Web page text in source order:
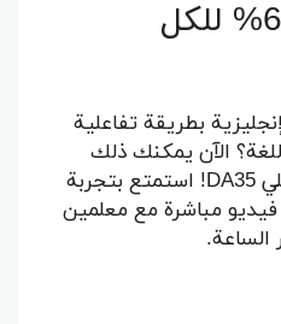
كوبونات حتى 60% للكل
بطريقة تفاعلية
الآن يمكنك ذلك
بسهولة مع كود خصم كامبلي DA35! استمتع بتجربة
فيديو مباشرة مع معلمين